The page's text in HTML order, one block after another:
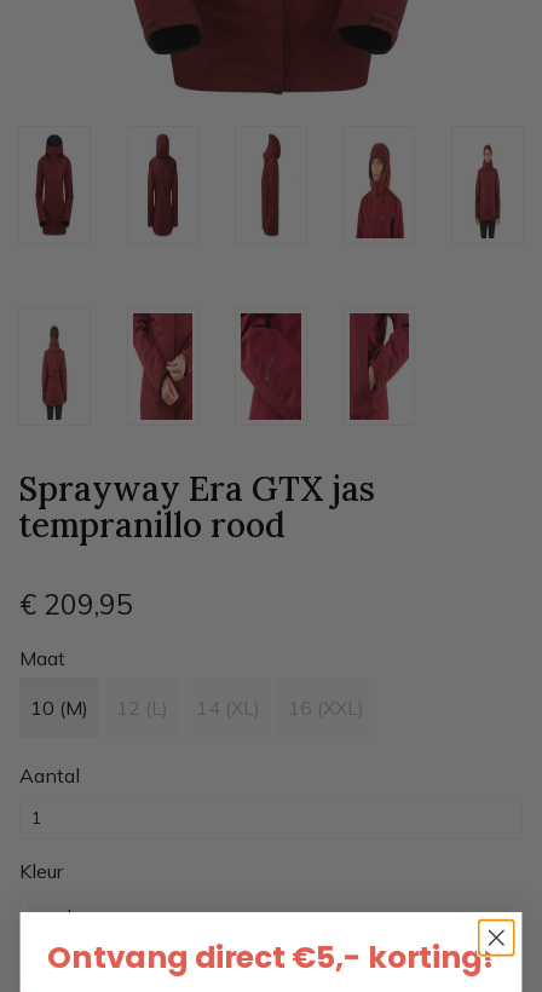
Sprayway Era GTX jas
tempranillo rood
€ 209,95
Maat
10 (M) 12 (L) 14 (XL) 16 (XXL)
Aantal
Kleur
rood
Ontvang direct €5,- korting!